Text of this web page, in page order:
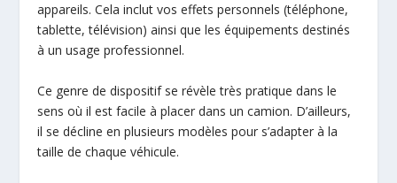
appareils. Cela inclut vos effets personnels (téléphone,
tablette, télévision) ainsi que les équipements destinés
à un usage professionnel.
Ce genre de dispositif se révèle très pratique dans le
sens où il est facile à placer dans un camion. D’ailleurs,
il se décline en plusieurs modèles pour s’adapter à la
taille de chaque véhicule.